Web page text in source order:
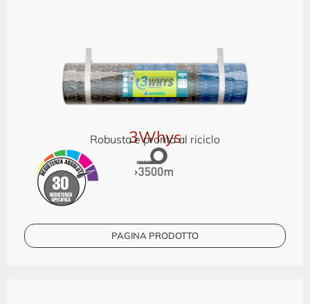
3Whys
Robusta e pronta al riciclo
PAGINA PRODOTTO